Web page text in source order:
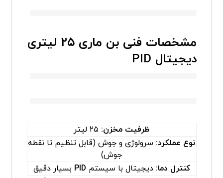
مشخصات فنی بن ماری ۲۵ لیتری
دیجیتال PID
ظرفیت مخزن:
نوع عملکرد: سرولوژی و جوش (قابل تنظیم تا نقطه
جوش)
کنترل دما: دیجیتال با سیستم PID بسیار دقیق